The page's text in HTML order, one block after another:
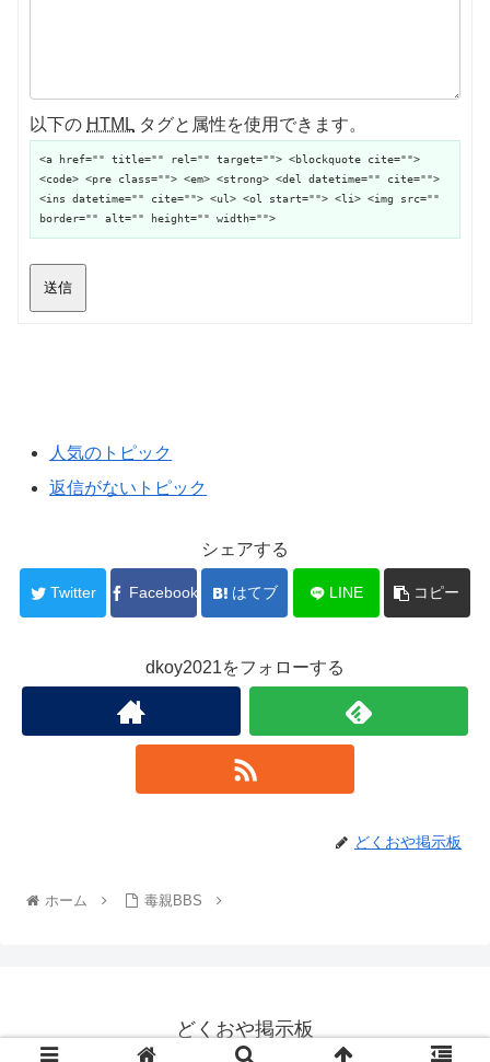
以下の HTML タグと属性を使用できます。
<a href="" title="" rel="" target=""> <blockquote cite="">
<code> <pre class=""> <em> <strong> <del datetime="" cite="">
<ins datetime="" cite=""> <ul> <ol start=""> <li> <img src=""
border="" alt="" height="" width="">
送信
人気のトピック
返信がないトピック
シェアする
Twitter Facebook はてブ LINE コピー
dkoy2021をフォローする
どくおや掲示板
ホーム 毒親BBS
どくおや掲示板